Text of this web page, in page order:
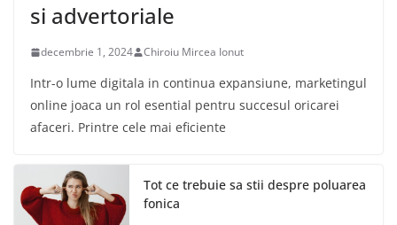
si advertoriale
decembrie 1, 2024 Chiroiu Mircea Ionut
Intr-o lume digitala in continua expansiune, marketingul
online joaca un rol esential pentru succesul oricarei
afaceri. Printre cele mai eficiente
Tot ce trebuie sa stii despre poluarea
fonica